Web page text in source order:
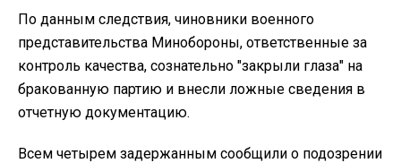
По данным следствия, чиновники военного
представительства Минобороны, ответственные за
контроль качества, сознательно "закрыли глаза" на
бракованную партию и внесли ложные сведения в
отчетную документацию.
Всем четырем задержанным сообщили о подозрении